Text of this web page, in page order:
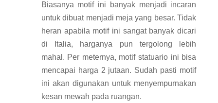
Biasanya motif ini banyak menjadi incaran
untuk dibuat menjadi meja yang besar. Tidak
heran apabila motif ini sangat banyak dicari
di Italia, harganya pun tergolong lebih
mahal. Per meternya, motif statuario ini bisa
mencapai harga 2 jutaan. Sudah pasti motif
ini akan digunakan untuk menyempurnakan
kesan mewah pada ruangan.